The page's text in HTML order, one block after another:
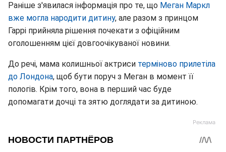
Раніше з'явилася інформація про те, що Меган Маркл
вже могла народити дитину, але разом з принцом
Гаррі прийняла рішення почекати з офіційним
оголошенням цієї довгоочікуваної новини.
До речі, мама колишньої актриси терміново прилетіла
до Лондона, щоб бути поруч з Меган в момент її
пологів. Крім того, вона в перший час буде
допомагати дочці та зятю доглядати за дитиною.